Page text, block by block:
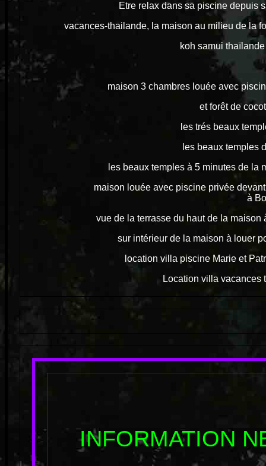
Etre relax dans sa piscine depuis
vacances-thailande, la maison au milieu de la
koh samui
maison 3 chambres louée avec
et forêt de
les trés beaux
les beaux temples
les beaux temples à 5 minutes de
maison louée avec piscine privée
à
vue de la terrasse du haut de la
sur intérieur de la maison à louer
location villa piscine Marie et
Location villa vacances
INFORMATION